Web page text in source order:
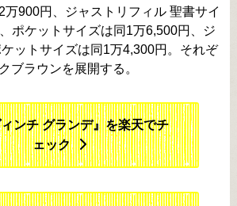
万900円、ジャストリフィル 聖書サイ
ポケットサイズは同1万6,500円、ジ
ットサイズは同1万4,300円。それぞ
ブラウンを展開する。
ンチ グランデ』を楽天でチ
ェック